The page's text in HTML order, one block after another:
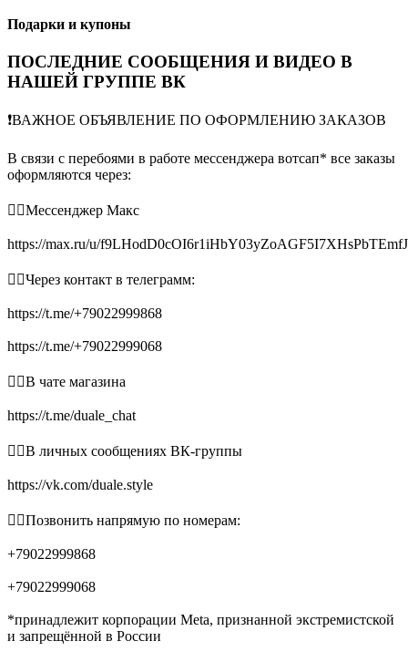
Подарки и купоны
ПОСЛЕДНИЕ СООБЩЕНИЯ И ВИДЕО В
НАШЕЙ ГРУППЕ ВК
❗️ВАЖНОЕ ОБЪЯВЛЕНИЕ ПО ОФОРМЛЕНИЮ ЗАКАЗОВ
В связи с перебоями в работе мессенджера вотсап* все заказы
оформляются через:
👉🏻Мессенджер Макс
https://max.ru/u/
👉🏻Через контакт в телеграмм:
https://t.me/+79022999868
https://t.me/+79022999068
👉🏻В чате магазина
https://t.me/duale_chat
👉🏻В личных сообщениях ВК-группы
https://vk.com/duale.style
👉🏻Позвонить напрямую по номерам:
+79022999868
+79022999068
*принадлежит корпорации Meta, признанной экстремистской
и запрещённой в России